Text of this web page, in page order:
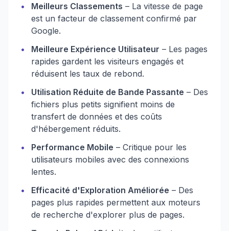
•
Meilleurs Classements – La vitesse de page
est un facteur de classement confirmé par
Google.
•
Meilleure Expérience Utilisateur – Les pages
rapides gardent les visiteurs engagés et
réduisent les taux de rebond.
•
Utilisation Réduite de Bande Passante – Des
fichiers plus petits signifient moins de
transfert de données et des coûts
d'hébergement réduits.
•
Performance Mobile – Critique pour les
utilisateurs mobiles avec des connexions
lentes.
•
Efficacité d'Exploration Améliorée – Des
pages plus rapides permettent aux moteurs
de recherche d'explorer plus de pages.